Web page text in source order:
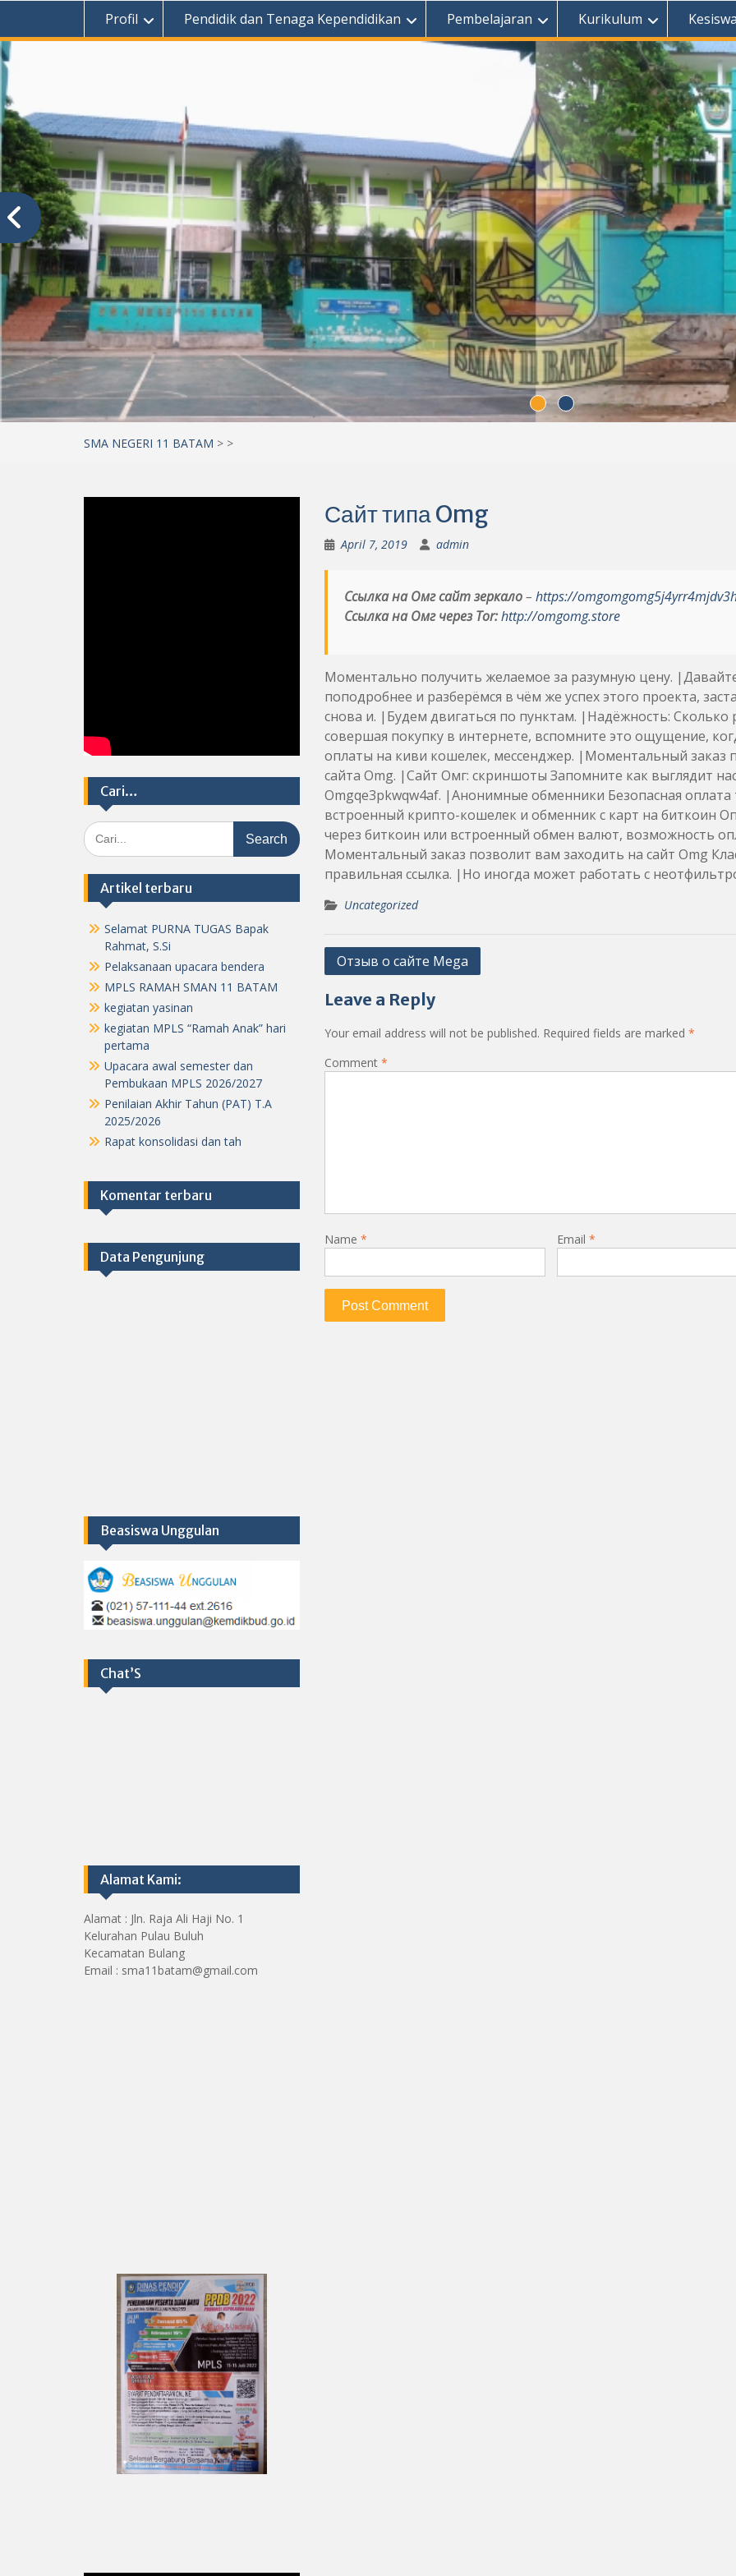
Profil Pendidik dan Tenaga Kependidikan Pembelajaran Kurikulum
SMA NEGERI 11 BATAM > >
Сайт типа Omg
April 7, 2019 admin
Ссылка на Омг сайт зеркало– https://
Ссылка на Омг через Tor: http://omgomg.store
Моментально получить желаемое за разумную цену.
поподробнее и разберёмся в чём же успех этого проекта,
снова и. |Будем двигаться по пунктам. |Надёжность:
совершая покупку в интернете, вспомните это ощущение,
оплаты на киви кошелек, мессенджер. |Моментальный заказ
сайта Omg. |Сайт Омг: скриншоты Запомните как выглядит
Omgqe3pkwqw4af. |Анонимные обменники Безопасная
встроенный крипто-кошелек и обменник с карт на биткоин
через биткоин или встроенный обмен валют, возможность
Моментальный заказ позволит вам заходить на сайт Omg
правильная ссылка. |Но иногда может работать с
Uncategorized
Post
Отзыв о сайте Mega
Leave a Reply
Your email address will not be published. Required fields are marked *
Comment *
Name * Email*
Cari…
Search
for:
Artikel terbaru
Selamat PURNA TUGAS Bapak
Rahmat, S.Si
Pelaksanaan upacara bendera
MPLS RAMAH SMAN 11 BATAM
kegiatan yasinan
kegiatan MPLS “Ramah Anak” hari
pertama
Upacara awal semester dan
Pembukaan MPLS 2026/2027
Penilaian Akhir Tahun (PAT) T.A
2025/2026
Rapat konsolidasi dan tah
Komentar terbaru
Data Pengunjung
Beasiswa Unggulan
Chat’S
Alamat Kami:
Alamat : Jln. Raja Ali Haji No. 1
Kelurahan Pulau Buluh
Kecamatan Bulang
Email : sma11batam@gmail.com